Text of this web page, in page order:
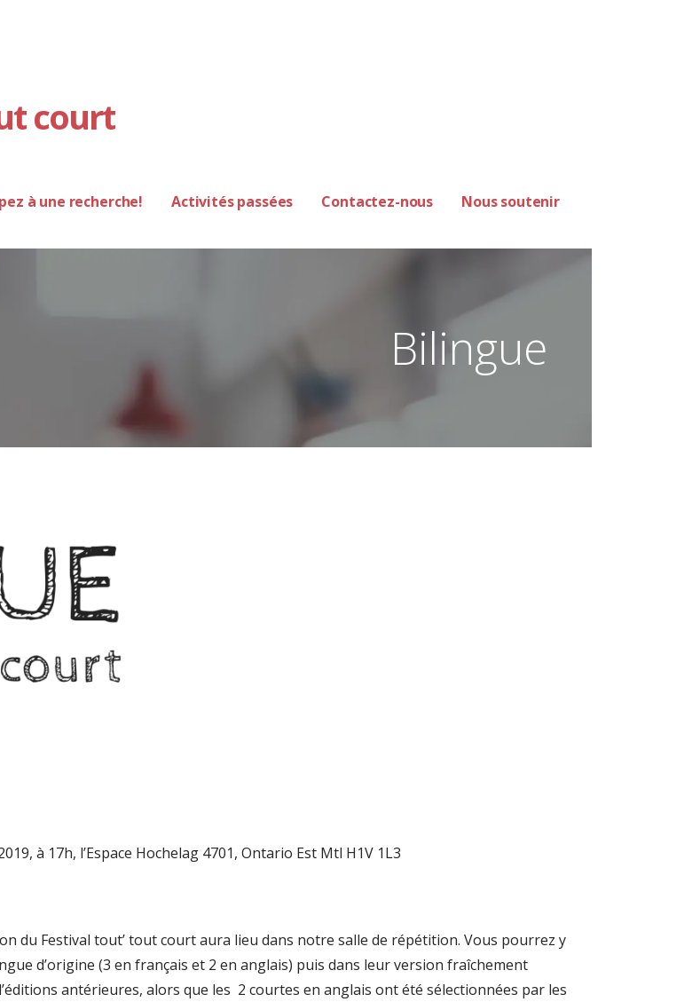
court
à une recherche! Activités passées Contactez-nous Nous soutenir
Bilingue
à 17h, l’Espace Hochelag 4701, Ontario Est Mtl H1V 1L3
du Festival tout’ tout court aura lieu dans notre salle de répétition. Vous pourrez y
d’origine (3 en français et 2 en anglais) puis dans leur version fraîchement
antérieures, alors que les 2 courtes en anglais ont été sélectionnées par les